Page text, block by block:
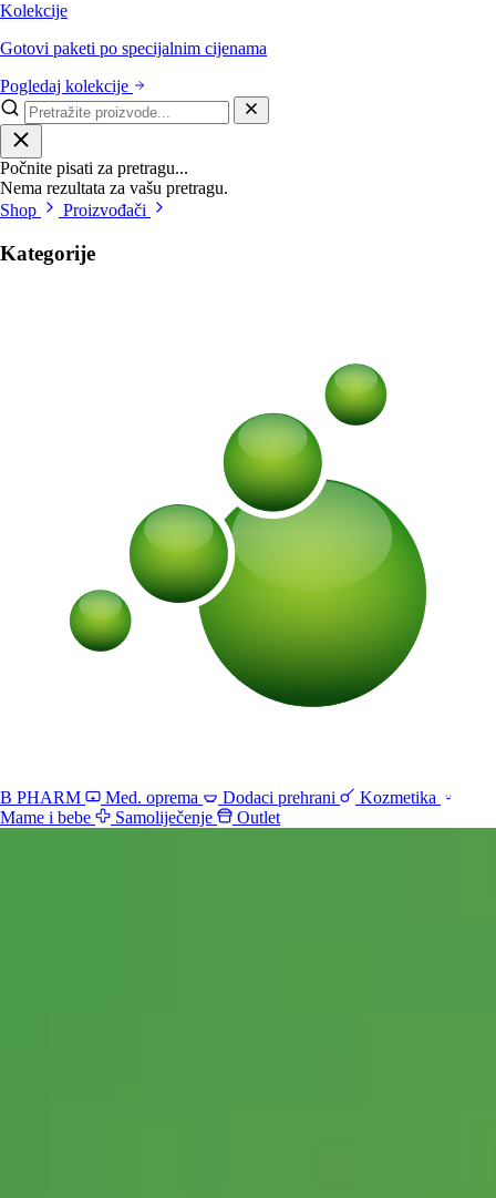
Kolekcije
Gotovi paketi po specijalnim cijenama
Pogledaj kolekcije
Počnite pisati za pretragu...
Nema rezultata za vašu pretragu.
Shop
Proizvođači
Kategorije
B PHARM Med. oprema Dodaci prehrani
Kozmetika
Mame i bebe
Samoliječenje Outlet